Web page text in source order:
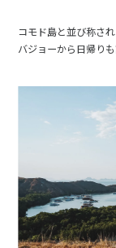
コモド島と並び称さ
バジョーから日帰りも